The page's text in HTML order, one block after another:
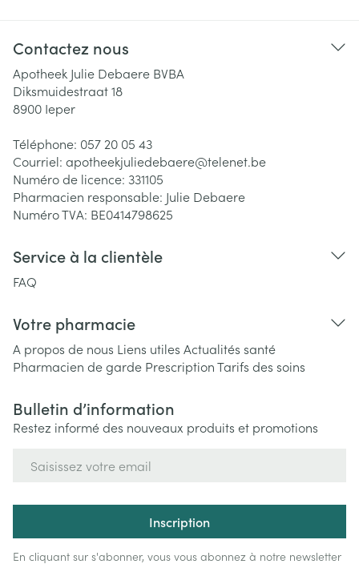
Contactez nous
Apotheek Julie Debaere BVBA
Diksmuidestraat 18
8900 Ieper
Téléphone: 057 20 05 43
Courriel: apotheekjuliedebaere@telenet.be
Numéro de licence: 331105
Pharmacien responsable: Julie Debaere
Numéro TVA: BE0414798625
Service à la clientèle
FAQ
Votre pharmacie
A propos de nous Liens utiles Actualités santé
Pharmacien de garde PrescriptionTarifs des soins
Bulletin d’information
Restez informé des nouveaux produits et promotions
Inscription
En cliquant sur s'abonner, vous vous abonnez à notre newsletter